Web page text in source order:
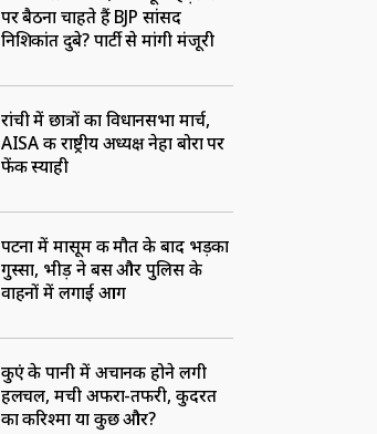
पर बैठना चाहते हैं BJP सांसद
निशिकांत दुबे? पार्टी से मांगी मंजूरी
रांची में छात्रों का विधानसभा मार्च,
AISA की राष्ट्रीय अध्यक्ष नेहा बोरा पर
फेंकी स्‍याही
पटना में मासूम की मौत के बाद भड़का
गुस्सा, भीड़ ने बस और पुलिस के
वाहनों में लगाई आग
कुएं के पानी में अचानक होने लगी
हलचल, मची अफरा-तफरी, कुदरत
का करिश्मा या कुछ और?